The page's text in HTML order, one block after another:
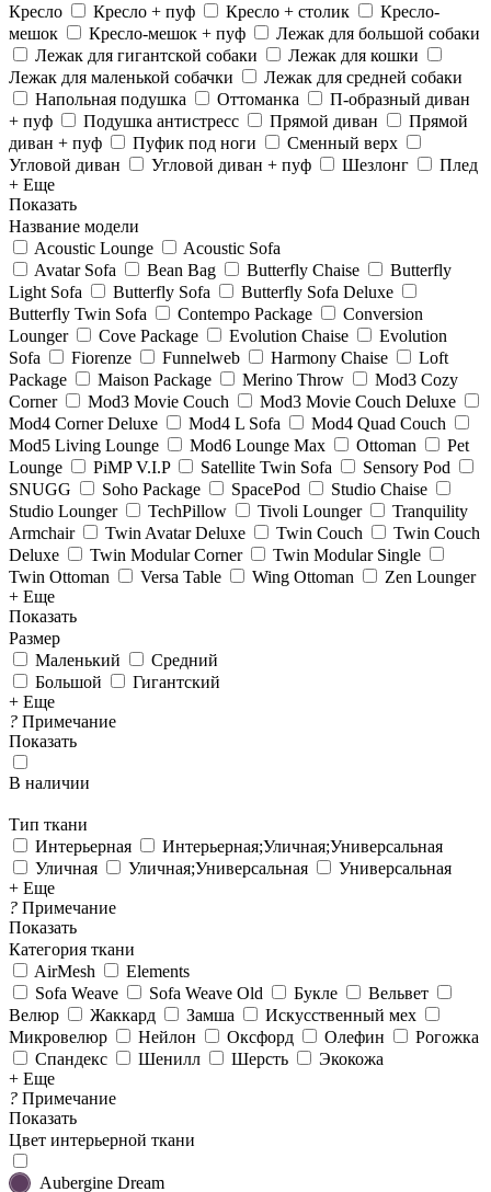
Кресло
Кресло + пуф Кресло + столик
Кресло-
мешок
Кресло-мешок + пуф
Лежак для большой собаки
Лежак для гигантской собаки
Лежак для кошки
Лежак для маленькой собачки
Лежак для средней собаки
Напольная подушка
Оттоманка
П-образный диван
+ пуф
Подушка антистресс Прямой диван
Прямой
диван + пуф
Пуфик под ноги
Сменный верх
Угловой диван
Угловой диван + пуф Шезлонг
Плед
+ Еще
Показать
Название модели
Acoustic Lounge
Acoustic Sofa
Avatar Sofa
Bean Bag Butterfly Chaise
Butterfly
Light Sofa
Butterfly Sofa
Butterfly Sofa Deluxe
Butterfly Twin Sofa
Contempo Package
Conversion
Lounger
Cove Package Evolution Chaise
Evolution
Sofa
Fiorenze Funnelweb Harmony Chaise
Loft
Package
Maison Package Merino Throw
Mod3 Cozy
Corner
Mod3 Movie Couch
Mod3 Movie Couch Deluxe
Mod4 Corner Deluxe
Mod4 L Sofa
Mod4 Quad Couch
Mod5 Living Lounge
Mod6 Lounge Max Ottoman
Pet
Lounge
PiMP V.I.P Satellite Twin Sofa
Sensory Pod
SNUGG
Soho Package SpacePod
Studio Chaise
Studio Lounger
TechPillow Tivoli Lounger
Tranquility
Armchair
Twin Avatar Deluxe Twin Couch
Twin Couch
Deluxe
Twin Modular Corner
Twin Modular Single
Twin Ottoman
Versa Table Wing Ottoman
Zen Lounger
+ Еще
Показать
Размер
Маленький
Средний
Большой
Гигантский
+ Еще
? Примечание
Показать
В наличии
Тип ткани
Интерьерная
Интерьерная;Уличная;Универсальная
Уличная
Уличная;Универсальная
Универсальная
+ Еще
? Примечание
Показать
Категория ткани
AirMesh
Elements
Sofa Weave
Sofa Weave Old Букле
Вельвет
Велюр
Жаккард Замша
Искусственный мех
Микровелюр
Нейлон Оксфорд Олефин
Рогожка
Спандекс
Шенилл Шерсть
Экокожа
+ Еще
? Примечание
Показать
Цвет интерьерной ткани
Aubergine Dream